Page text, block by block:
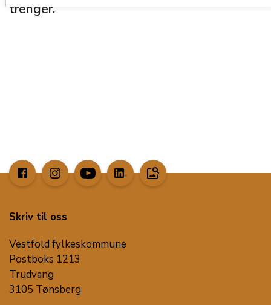
trenger.
image_search
Skriv til oss
Vestfold fylkeskommune
Postboks 1213
Trudvang
3105 Tønsberg